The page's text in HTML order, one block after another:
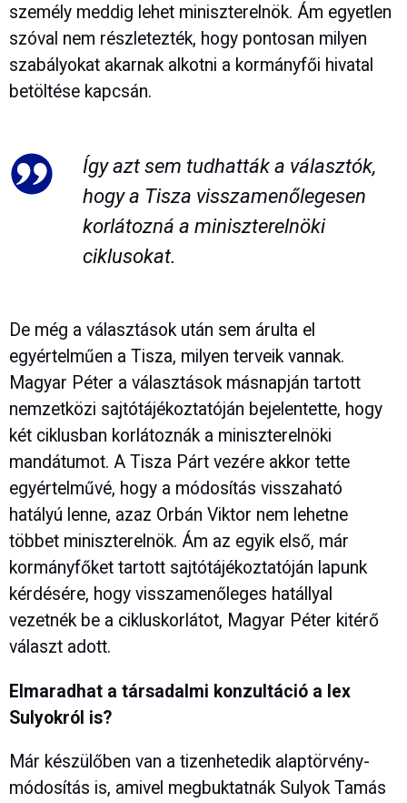
személy meddig lehet miniszterelnök. Ám egyetlen
szóval nem részletezték, hogy pontosan milyen
szabályokat akarnak alkotni a kormányfői hivatal
betöltése kapcsán.
Így azt sem tudhatták a választók,
hogy a Tisza visszamenőlegesen
korlátozná a miniszterelnöki
ciklusokat.
De még a választások után sem árulta el
egyértelműen a Tisza, milyen terveik vannak.
Magyar Péter a választások másnapján tartott
nemzetközi sajtótájékoztatóján bejelentette, hogy
két ciklusban korlátoznák a miniszterelnöki
mandátumot. A Tisza Párt vezére akkor tette
egyértelművé, hogy a módosítás visszaható
hatályú lenne, azaz Orbán Viktor nem lehetne
többet miniszterelnök. Ám az egyik első, már
kormányfőket tartott sajtótájékoztatóján lapunk
kérdésére, hogy visszamenőleges hatállyal
vezetnék be a cikluskorlátot, Magyar Péter kitérő
választ adott.
Elmaradhat a társadalmi konzultáció a lex
Sulyokról is?
Már készülőben van a tizenhetedik alaptörvény-
módosítás is, amivel megbuktatnák Sulyok Tamás